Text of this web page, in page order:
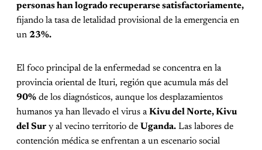
personas han logrado recuperarse satisfactoriamente,
fijando la tasa de letalidad provisional de la emergencia en
un 23%.
El foco principal de la enfermedad se concentra en la
provincia oriental de Ituri, región que acumula más del
90% de los diagnósticos, aunque los desplazamientos
humanos ya han llevado el virus aKivu del Norte, Kivu
del Sur y al vecino territorio de Uganda. Las labores de
contención médica se enfrentan a un escenario social